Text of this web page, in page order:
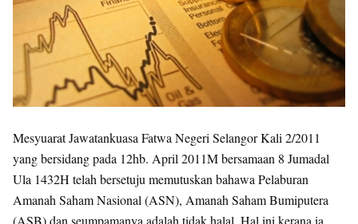
Mesyuarat Jawatankuasa Fatwa Negeri Selangor Kali 2/2011
yang bersidang pada 12hb. April 2011M bersamaan 8 Jumadal
Ula 1432H telah bersetuju memutuskan bahawa Pelaburan
Amanah Saham Nasional (ASN), Amanah Saham Bumiputera
(ASB) dan seumpamanya adalah tidak halal. Hal ini kerana ia